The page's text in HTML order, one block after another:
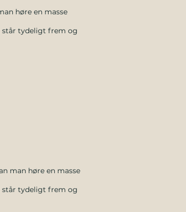
høre en masse
tydeligt frem og
man høre en masse
tydeligt frem og